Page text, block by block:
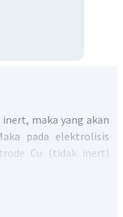
maka yang akan
pada elektrolisis
Cu (tidak inert)
pada anode adalah